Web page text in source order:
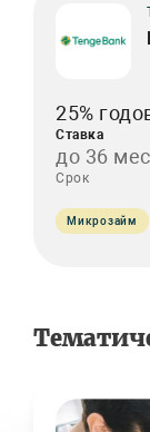
25%
Ставка
до 36
Срок
Микрозайм